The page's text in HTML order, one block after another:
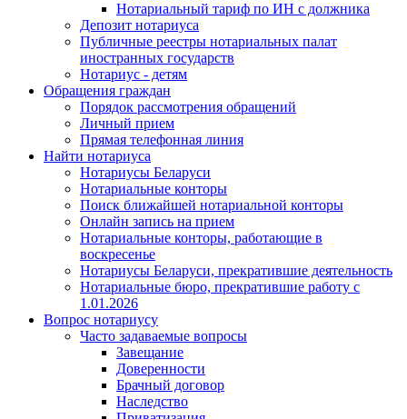
Нотариальный тариф по ИН с должника
Депозит нотариуса
Публичные реестры нотариальных палат
иностранных государств
Нотариус - детям
Обращения граждан
Порядок рассмотрения обращений
Личный прием
Прямая телефонная линия
Найти нотариуса
Нотариусы Беларуси
Нотариальные конторы
Поиск ближайшей нотариальной конторы
Онлайн запись на прием
Нотариальные конторы, работающие в
воскресенье
Нотариусы Беларуси, прекратившие деятельность
Нотариальные бюро, прекратившие работу с
1.01.2026
Вопрос нотариусу
Часто задаваемые вопросы
Завещание
Доверенности
Брачный договор
Наследство